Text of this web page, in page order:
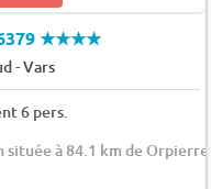
★★★★
-Vars
6 pers.
située à 84.1 km de Orpierre